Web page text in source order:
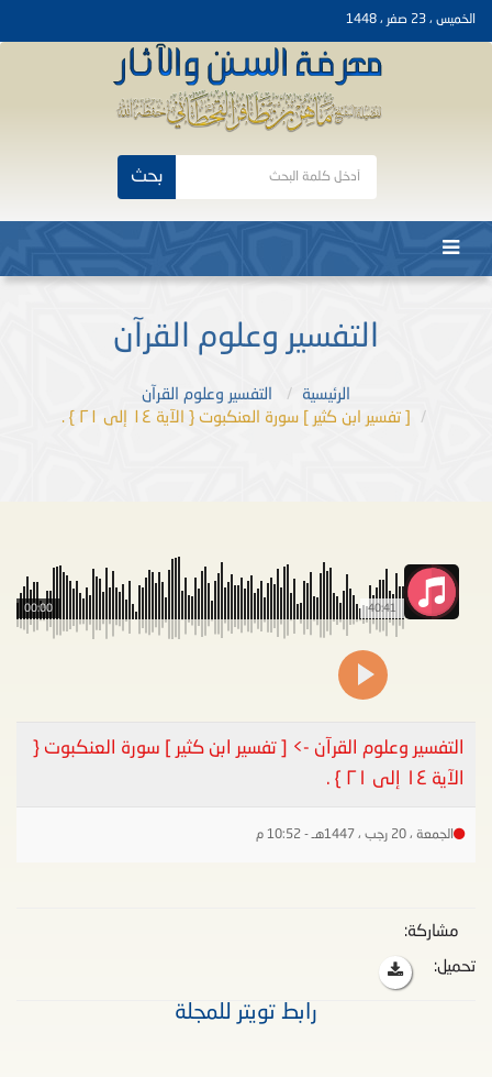
الخميس ، 23 صفر ، 1448
بحث
التفسير وعلوم القرآن
الرئيسية
التفسير وعلوم القرآن
[ تفسير ابن كثير ] سورة العنكبوت { الآية ١٤ إلى ٢١ } .
40:41
00:00
التفسير وعلوم القرآن -> [ تفسير ابن كثير ] سورة العنكبوت {
الآية ١٤ إلى ٢١ } .
الجمعة ، 20 رجب ، 1447هـ - 10:52 م
مشاركة:
تحميل:
رابط تويتر للمجلة